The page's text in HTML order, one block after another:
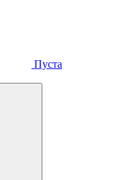
Пуста